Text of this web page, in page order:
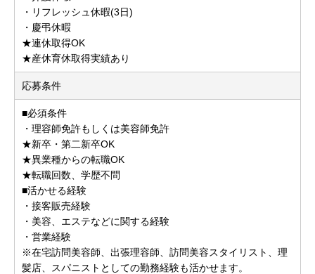
・リフレッシュ休暇(3日)
・慶弔休暇
★連休取得OK
★産休育休取得実績あり
応募条件
■必須条件
・理容師免許もしくは美容師免許
★新卒・第二新卒OK
★異業種からの転職OK
★転職回数、学歴不問
■活かせる経験
・接客販売経験
・美容、エステなどに関する経験
・営業経験
※在宅訪問美容師、出張理容師、訪問美容スタイリスト、理
髪店、スパニストとしての勤務経験も活かせます。